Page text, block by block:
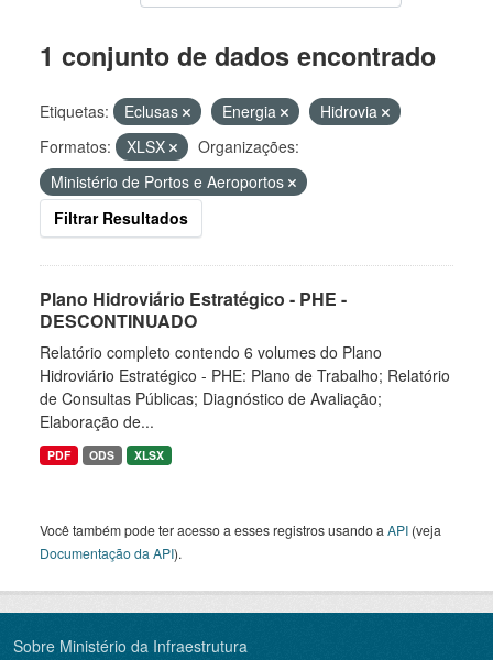
1 conjunto de dados encontrado
Etiquetas: Eclusas Energia
Hidrovia
Formatos:
XLSX
Organizações:
Ministério de Portos e Aeroportos
Filtrar Resultados
Plano Hidroviário Estratégico - PHE -
DESCONTINUADO
Relatório completo contendo 6 volumes do Plano
Hidroviário Estratégico - PHE: Plano de Trabalho; Relatório
de Consultas Públicas; Diagnóstico de Avaliação;
Elaboração de...
PDF ODS XLSX
Você também pode ter acesso a esses registros usando a API (veja
Documentação da API).
Sobre Ministério da Infraestrutura